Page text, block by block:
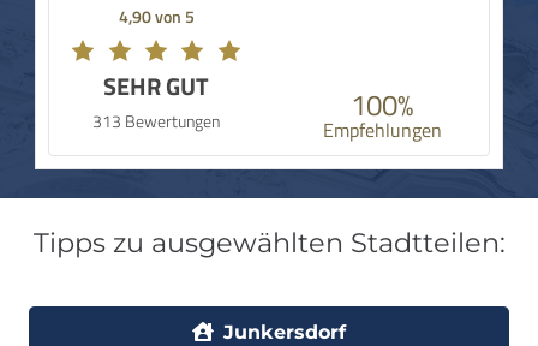
4,90 von 5
SEHR GUT
313 Bewertungen 100%
Empfehlungen
Tipps zu ausgewählten Stadtteilen:
Junkersdorf